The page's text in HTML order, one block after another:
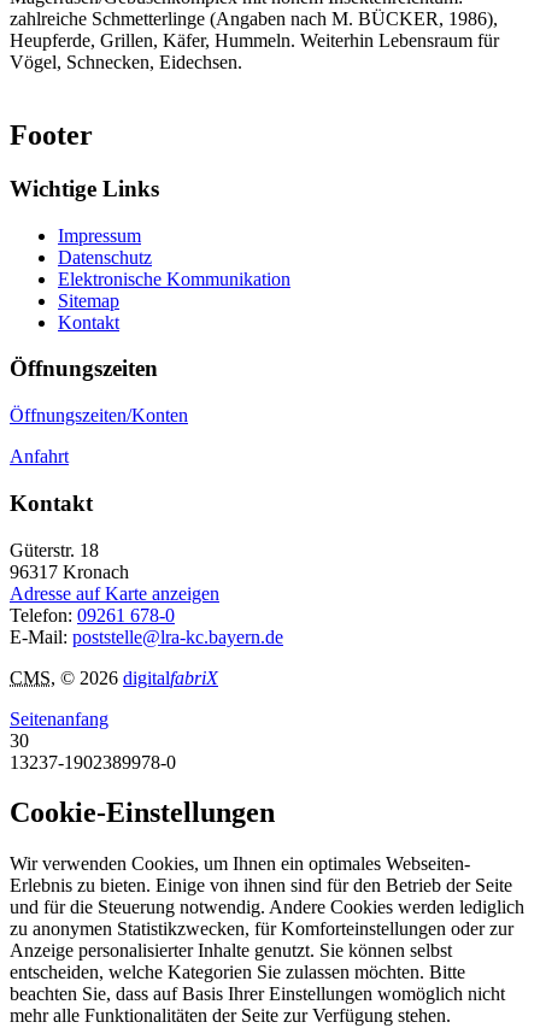
zahlreiche Schmetterlinge (Angaben nach M. BÜCKER, 1986),
Heupferde, Grillen, Käfer, Hummeln. Weiterhin Lebensraum für
Vögel, Schnecken, Eidechsen.
Footer
Wichtige Links
Impressum
Datenschutz
Elektronische Kommunikation
Sitemap
Kontakt
Öffnungszeiten
Öffnungszeiten/Konten
Anfahrt
Kontakt
Güterstr. 18
96317 Kronach
Adresse auf Karte anzeigen
Telefon: 09261 678-0
E-Mail: poststelle@lra-kc.bayern.de
CMS, © 2026 digitalfabriX
Seitenanfang
30
13237-1902389978-0
Cookie-Einstellungen
Wir verwenden Cookies, um Ihnen ein optimales Webseiten-
Erlebnis zu bieten. Einige von ihnen sind für den Betrieb der Seite
und für die Steuerung notwendig. Andere Cookies werden lediglich
zu anonymen Statistikzwecken, für Komforteinstellungen oder zur
Anzeige personalisierter Inhalte genutzt. Sie können selbst
entscheiden, welche Kategorien Sie zulassen möchten. Bitte
beachten Sie, dass auf Basis Ihrer Einstellungen womöglich nicht
mehr alle Funktionalitäten der Seite zur Verfügung stehen.